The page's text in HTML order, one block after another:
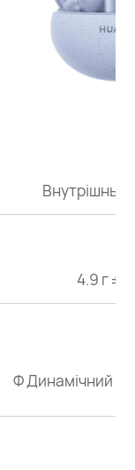
4.9 г ±
Φ Динамічний